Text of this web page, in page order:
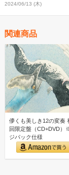
2024/06/13 (木)
関連商品
儚くも美しき12の変奏
回限定盤（CD+DVD）
ジパック仕様